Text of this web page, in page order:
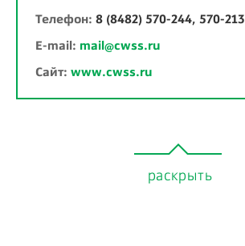
Телефон: 8 (8482) 570-244, 570-213
E-mail: mail@cwss.ru
Сайт: www.cwss.ru
раскрыть